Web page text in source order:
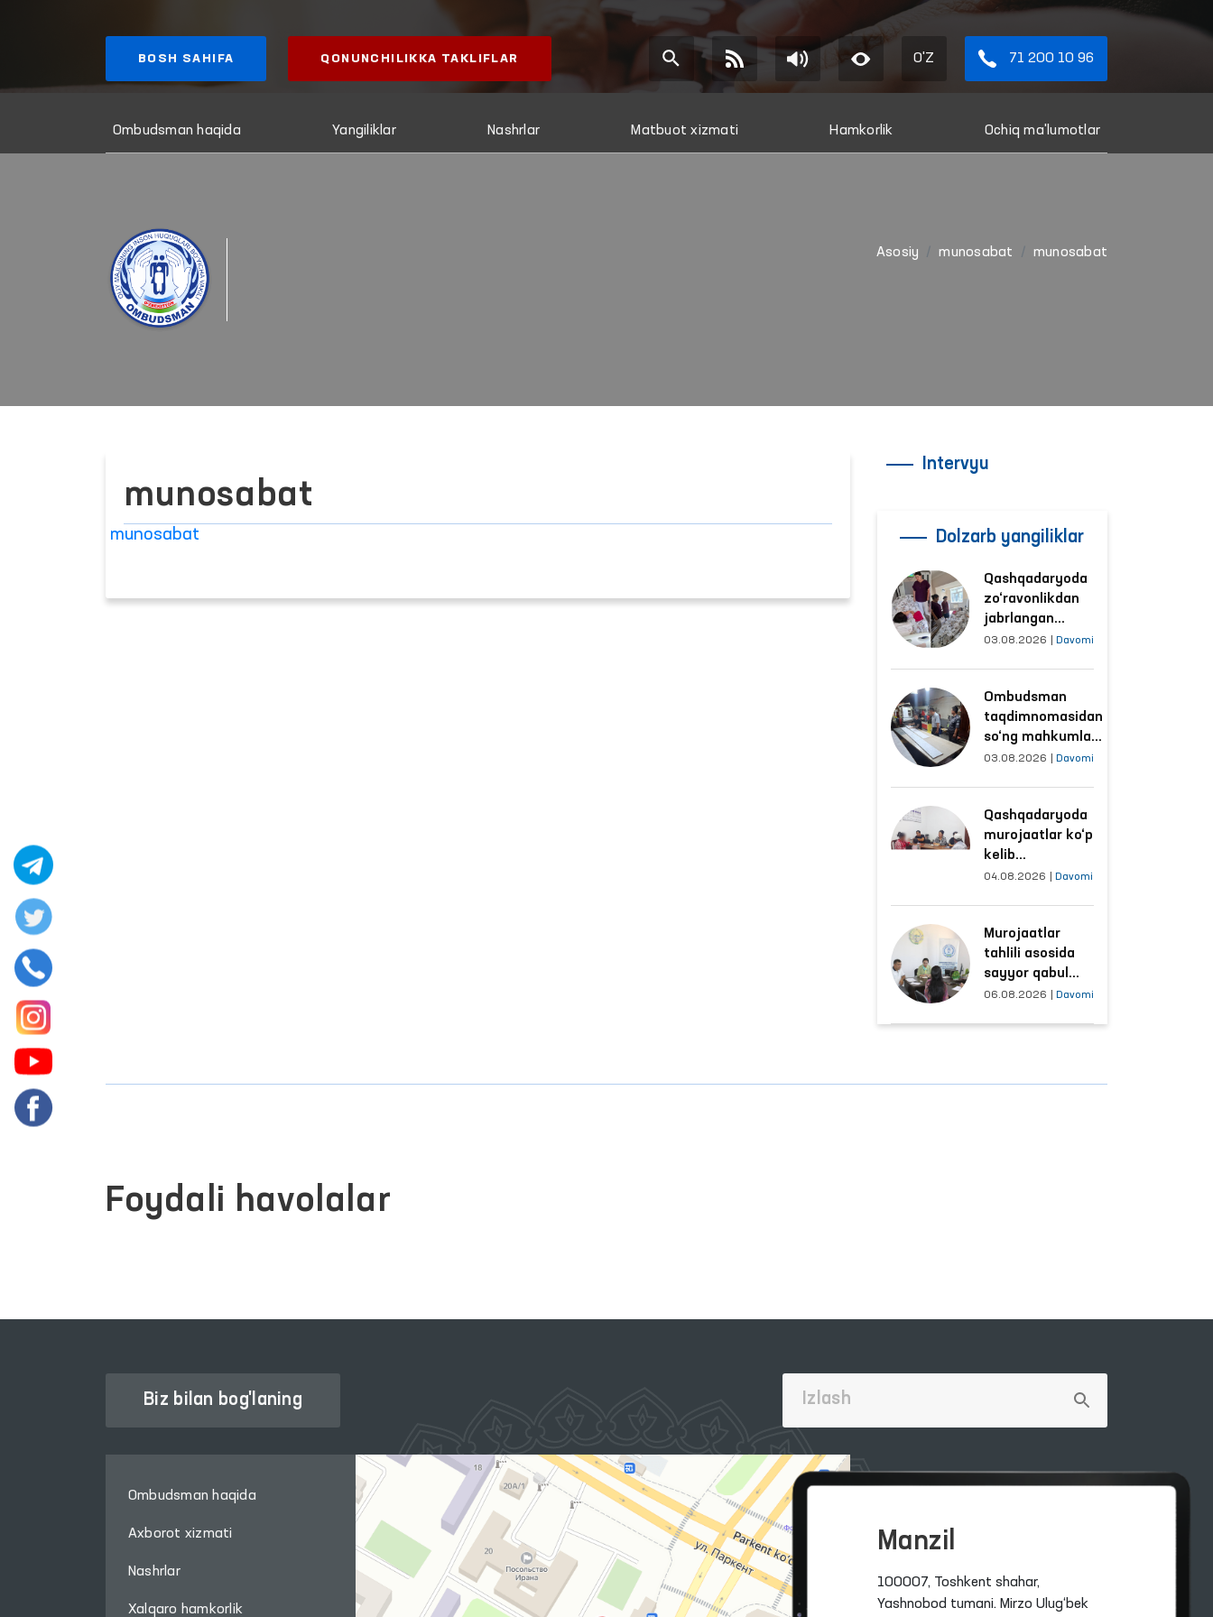
BOSH SAHIFA QONUNCHILIKKA TAKLIFLAR O'Z 71 200 10 96
Ombudsman haqida Yangiliklar Nashrlar Matbuot xizmati Hamkorlik Ochiq ma'lumotlar
Asosiy munosabat munosabat
munosabat
munosabat
Intervyu
Dolzarb yangiliklar
Qashqadaryoda
zo‘ravonlikdan
jabrlangan
ayolning holati
o‘rganildi
03.08.2026 Davomi
Ombudsman
taqdimnomasidan
so‘ng mahkumlar
mehnat
sharoitlar
yaxshilandi
03.08.2026 Davomi
Qashqadaryoda
murojaatlar ko‘p
kelib
tushayotgan
yo‘lga qo‘yildi
04.08.2026 Davomi
Murojaatlar
tahlili asosida
sayyor qabul
o‘tkaziladigan
06.08.2026 Davomi
Foydali havolalar
Biz bilan bog'laning
Ombudsman haqida
Axborot xizmati
Nashrlar
Xalqaro hamkorlik
Manzil
100007, Toshkent shahar,
Yashnobod tumani. Mirzo Ulug‘bek